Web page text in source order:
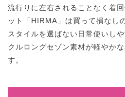
流行りに左右されることなく着
ット「HIRMA」は買って損なし
スタイルを選ばない日常使いし
クルロングセゾン素材が軽やか
す。